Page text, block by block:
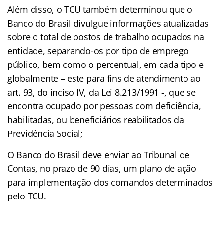
Além disso, o TCU também determinou que o
Banco do Brasil divulgue informações atualizadas
sobre o total de postos de trabalho ocupados na
entidade, separando-os por tipo de emprego
público, bem como o percentual, em cada tipo e
globalmente – este para fins de atendimento ao
art. 93, do inciso IV, da Lei 8.213/1991 -, que se
encontra ocupado por pessoas com deficiência,
habilitadas, ou beneficiários reabilitados da
Previdência Social;
O Banco do Brasil deve enviar ao Tribunal de
Contas, no prazo de 90 dias, um plano de ação
para implementação dos comandos determinados
pelo TCU.